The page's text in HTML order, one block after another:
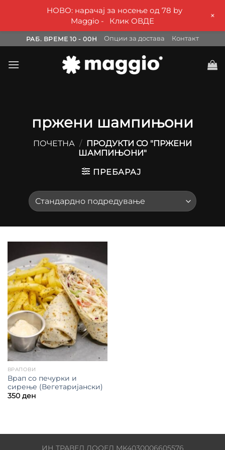
to
content
РАБ. ВРЕМЕ 10 - 00H Опции за достава Контакт
пржени шампињони
ПОЧЕТНА / ПРОДУКТИ СО "ПРЖЕНИ
ШАМПИЊОНИ"
ПРЕБАРАЈ
ВРАПОВИ
Врап со печурки и
сирење (Вегетаријански)
350 ден
ИН ТРАВЕЛ ДООЕЛ MK4030006605576
НОВО: нарачај за носење од 78 by
Maggio -
Клик ОВДЕ +